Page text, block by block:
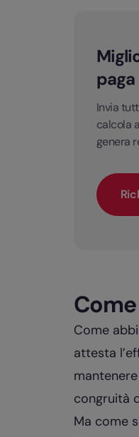
Invia
calcola
genera
Come
attesta
congruità
Ma come